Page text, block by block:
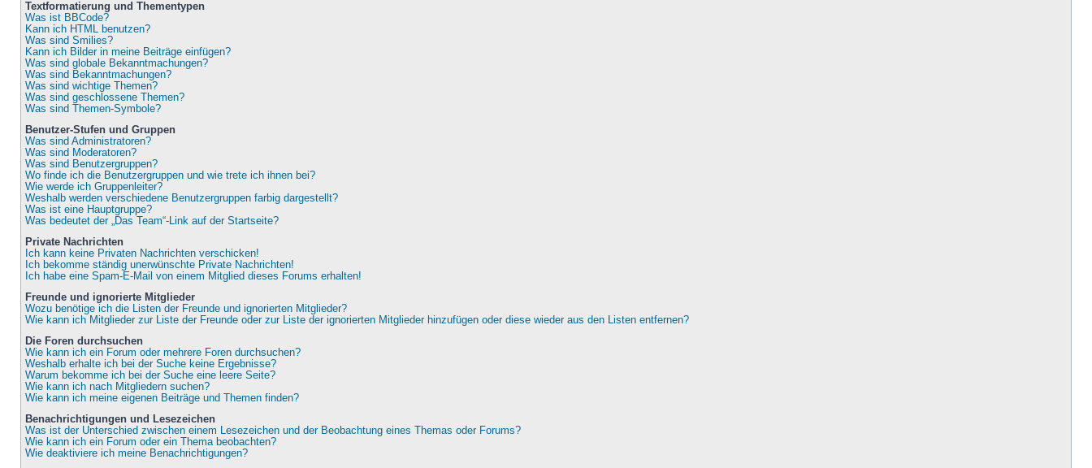
Textformatierung und Thementypen
Was ist BBCode?
Kann ich HTML benutzen?
Was sind Smilies?
Kann ich Bilder in meine Beiträge einfügen?
Was sind globale Bekanntmachungen?
Was sind Bekanntmachungen?
Was sind wichtige Themen?
Was sind geschlossene Themen?
Was sind Themen-Symbole?
Benutzer-Stufen und Gruppen
Was sind Administratoren?
Was sind Moderatoren?
Was sind Benutzergruppen?
Wo finde ich die Benutzergruppen und wie trete ich ihnen bei?
Wie werde ich Gruppenleiter?
Weshalb werden verschiedene Benutzergruppen farbig dargestellt?
Was ist eine Hauptgruppe?
Was bedeutet der „Das Team“-Link auf der Startseite?
Private Nachrichten
Ich kann keine Privaten Nachrichten verschicken!
Ich bekomme ständig unerwünschte Private Nachrichten!
Ich habe eine Spam-E-Mail von einem Mitglied dieses Forums erhalten!
Freunde und ignorierte Mitglieder
Wozu benötige ich die Listen der Freunde und ignorierten Mitglieder?
Wie kann ich Mitglieder zur Liste der Freunde oder zur Liste der ignorierten Mitglieder hinzufügen oder diese wieder aus den Listen entfernen?
Die Foren durchsuchen
Wie kann ich ein Forum oder mehrere Foren durchsuchen?
Weshalb erhalte ich bei der Suche keine Ergebnisse?
Warum bekomme ich bei der Suche eine leere Seite?
Wie kann ich nach Mitgliedern suchen?
Wie kann ich meine eigenen Beiträge und Themen finden?
Benachrichtigungen und Lesezeichen
Was ist der Unterschied zwischen einem Lesezeichen und der Beobachtung eines Themas oder Forums?
Wie kann ich ein Forum oder ein Thema beobachten?
Wie deaktiviere ich meine Benachrichtigungen?